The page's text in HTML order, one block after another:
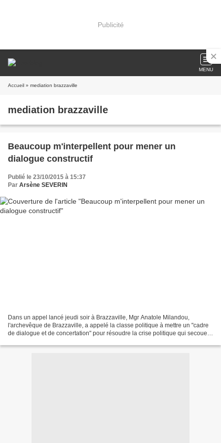
Publicité
MENU
Accueil » mediation brazzaville
mediation brazzaville
Beaucoup m'interpellent pour mener un
dialogue constructif
Publié le 23/10/2015 à 15:37
Par Arsène SEVERIN
Dans un appel lancé jeudi soir à Brazzaville, Mgr Anatole Milandou,
l'archevêque de Brazzaville, a appelé la classe politique à mettre un "cadre
de dialogue et de concertation" pour résoudre la crise politique qui secoue